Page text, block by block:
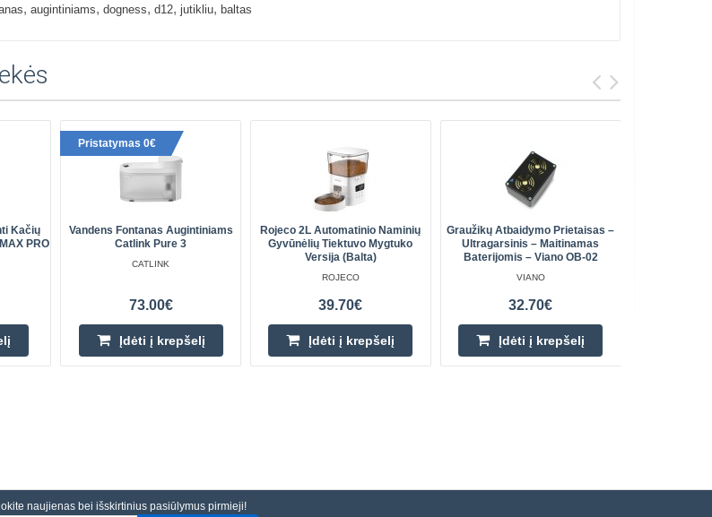
, augintiniams, dogness, d12, jutikliu, baltas
Kačių
PRO
Pristatymas 0€
Vandens Fontanas Augintiniams
Catlink Pure 3
CATLINK
73.00€
Įdėti į krepšelį
Rojeco 2L Automatinio Naminių
Gyvūnėlių Tiektuvo Mygtuko
Versija (balta)
ROJECO
39.70€
Įdėti į krepšelį
Graužikų Atbaidymo Prietaisas –
Ultragarsinis – Maitinamas
Baterijomis – Viano OB-02
VIANO
32.70€
Įdėti į krepšelį
naujienas bei išskirtinius pasiūlymus pirmieji!